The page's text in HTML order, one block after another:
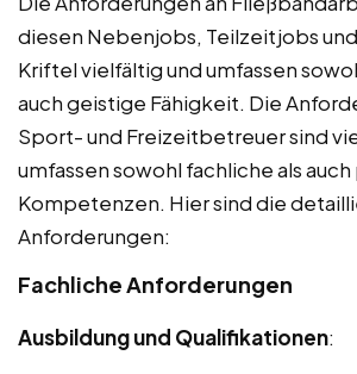
diesen Nebenjobs, Teilzeitjobs
Kriftel vielfältig und umfassen
auch geistige Fähigkeit. Die
Sport- und Freizeitbetreuer sind
umfassen sowohl fachliche als
Kompetenzen. Hier sind die
Anforderungen:
Fachliche Anforderungen
Ausbildung und Qualifikationen: